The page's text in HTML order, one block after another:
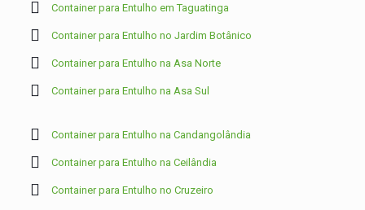
Container para Entulho em Taguatinga
Container para Entulho no Jardim Botânico
Container para Entulho na Asa Norte
Container para Entulho na Asa Sul
Container para Entulho na Candangolândia
Container para Entulho na Ceilândia
Container para Entulho no Cruzeiro